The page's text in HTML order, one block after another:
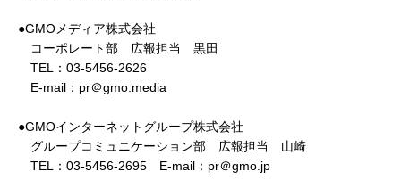
●GMOメディア株式会社
コーポレート部 広報担当 黒田
TEL：03-5456-2626
E-mail：pr＠gmo.media
●GMOインターネットグループ株式会社
グループコミュニケーション部 広報担当 山崎
TEL：03-5456-2695 E-mail：pr＠gmo.jp